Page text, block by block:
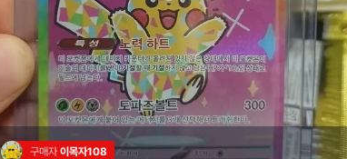
구매자 이목자108